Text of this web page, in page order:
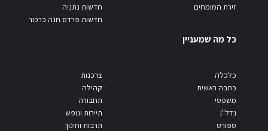
זירת המומחים
חדשות נתניה
חדשות פרדס חנה כרכור
כל מה שמעניין
כלכלה
כתבה ראשית
משפטי
נדל"ן
ספורט
צרכנות
קהילה
תחבורה
תיירות ונופש
תרבות וחינוך